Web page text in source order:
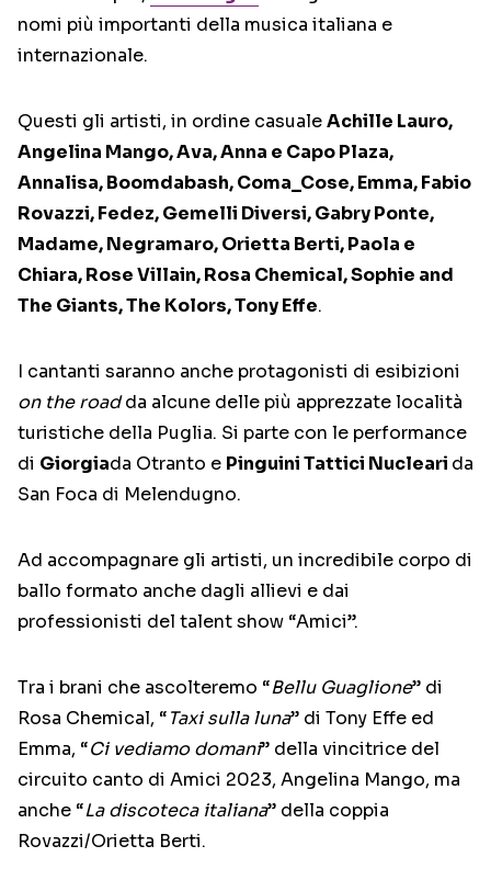
nomi più importanti della musica italiana e
internazionale.
Questi gli artisti, in ordine casualeAchille Lauro,
Angelina Mango, Ava, Anna e Capo Plaza,
Annalisa, Boomdabash, Coma_Cose, Emma, Fabio
Rovazzi, Fedez, Gemelli Diversi, Gabry Ponte,
Madame, Negramaro, Orietta Berti, Paola e
Chiara, Rose Villain, Rosa Chemical, Sophie and
The Giants, The Kolors, Tony Effe.
I cantanti saranno anche protagonisti di esibizioni
on the roadda alcune delle più apprezzate località
turistiche della Puglia. Si parte con le performance
di Giorgiada Otranto e Pinguini Tattici Nucleari da
San Foca di Melendugno.
Ad accompagnare gli artisti, un incredibile corpo di
ballo formato anche dagli allievi e dai
professionisti del talent show “Amici”.
Tra i brani che ascolteremo “Bellu Guaglione” di
Rosa Chemical, “Taxi sulla luna” di Tony Effe ed
Emma, “Ci vediamo domani” della vincitrice del
circuito canto di Amici 2023, Angelina Mango, ma
anche “La discoteca italiana” della coppia
Rovazzi/Orietta Berti.